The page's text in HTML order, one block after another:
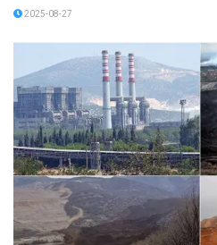
2025-08-27